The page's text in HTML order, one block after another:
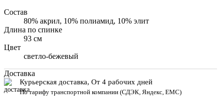
Состав
80% акрил, 10% полиамид, 10% элит
Длина по спинке
93 см
Цвет
светло-бежевый
Доставка
Курьерская доставка, От 4 рабочих дней
По тарифу транспортной компании (СДЭК, Яндекс, ЕМС)